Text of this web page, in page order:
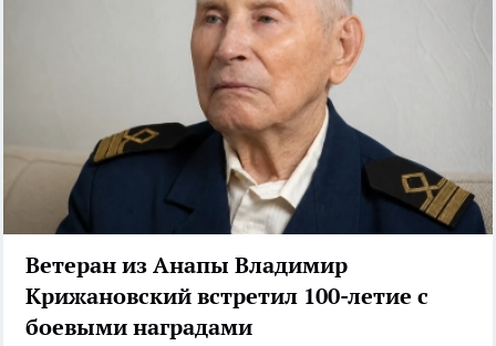
Ветеран из Анапы Владимир
Крижановский встретил 100-летие с
боевыми наградами